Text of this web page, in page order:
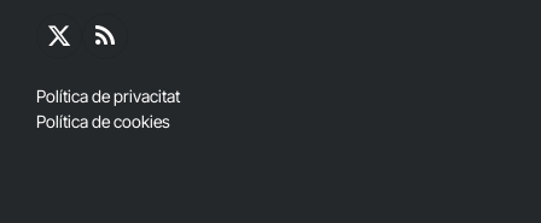
X
RSS
Política de privacitat
Política de cookies